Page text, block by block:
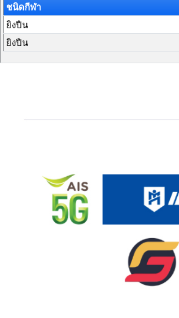
ชนิดกีฬา
ยิงปืน
ยิงปืน